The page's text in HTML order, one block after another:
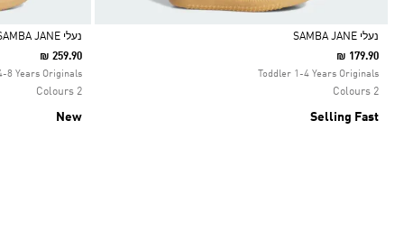
Selected
נעלי SAMBA JANE
₪ 179.90
Toddler 1-4 Years Originals
2 Colours
Selling Fast
Selected
נעלי SAMBA JANE
₪ 259.90
8 Years Originals
2 Colours
New